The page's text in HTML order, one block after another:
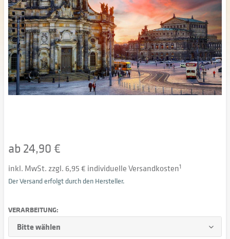
ab 24,90 €
inkl. MwSt. zzgl. 6,95 € individuelle Versandkosten1
Der Versand erfolgt durch den Hersteller.
VERARBEITUNG: